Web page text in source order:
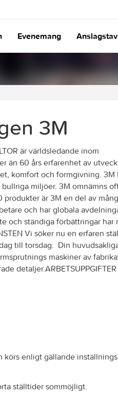
Evenemang
3M
är världsledande inom
än 60 års erfarenhet av
komfort och formgivning. 3M
miljöer. 3M omnämns
är 3M en del av
och har globala
och ständiga förbättringar har
Vi söker nu en erfaren
till torsdag. Din
maskiner av
detaljer.ARBETSUPPGIFTER
körs enligt gällande inställnings
ställtider sommöjligt.